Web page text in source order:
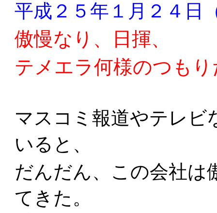
平成２５年１月２４日
傲慢なり、日揮、
テメエラ何様のつもり
マスコミ報道やテレビ
いると、
だんだん、この会社は
てきた。